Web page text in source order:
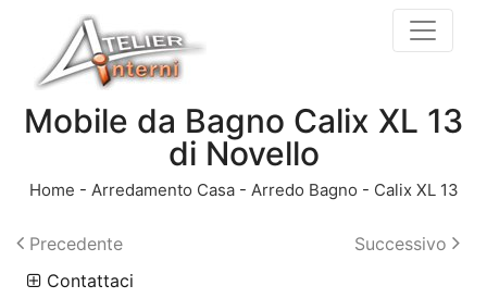
Mobile da Bagno Calix XL 13
di Novello
Home - Arredamento Casa- Arredo Bagno - Calix XL 13
Precedente
Successivo
Contattaci